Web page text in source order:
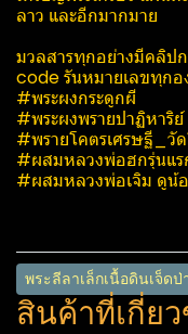
ลาว และอีกมากมาย
มวลสารทุกอย่างมีคลิป
code รันหมายเลขทุกอ
#พระผงกระดูกผี
#พระผงพรายปาฏิหาริย์​
#พรายโคตรเศรษฐี_วั
#ผสมหลวงพ่อฮกรุ่นแร
#ผสมหลวงพ่อเจิม ดูน้
พระลีลาเล็กเนื้อดินเจ็ด
สินค้าที่เกี่ย